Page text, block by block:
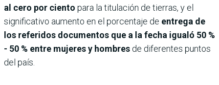
al cero por ciento para la titulación de tierras, y el
significativo aumento en el porcentaje de entrega de
los referidos documentos que a la fecha igualó 50 %
- 50 % entre mujeres y hombres de diferentes puntos
del país.